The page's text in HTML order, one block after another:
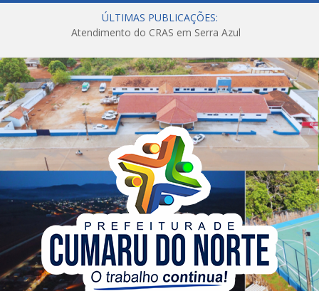
ÚLTIMAS PUBLICAÇÕES:
Atendimento do CRAS em Serra Azul